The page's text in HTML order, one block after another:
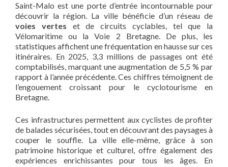
Saint-Malo est une porte d’entrée incontournable pour
découvrir la région. La ville bénéficie d’un réseau de
voies vertes et de circuits cyclables, tel que la
Vélomaritime ou la Voie 2 Bretagne. De plus, les
statistiques affichent une fréquentation en hausse sur ces
itinéraires. En 2025, 3,3 millions de passages ont été
comptabilisés, marquant une augmentation de 5,5 % par
rapport à l’année précédente. Ces chiffres témoignent de
l’engouement croissant pour le cyclotourisme en
Bretagne.
Ces infrastructures permettent aux cyclistes de profiter
de balades sécurisées, tout en découvrant des paysages à
couper le souffle. La ville elle-même, grâce à son
patrimoine historique et culturel, offre également des
expériences enrichissantes pour tous les âges. En